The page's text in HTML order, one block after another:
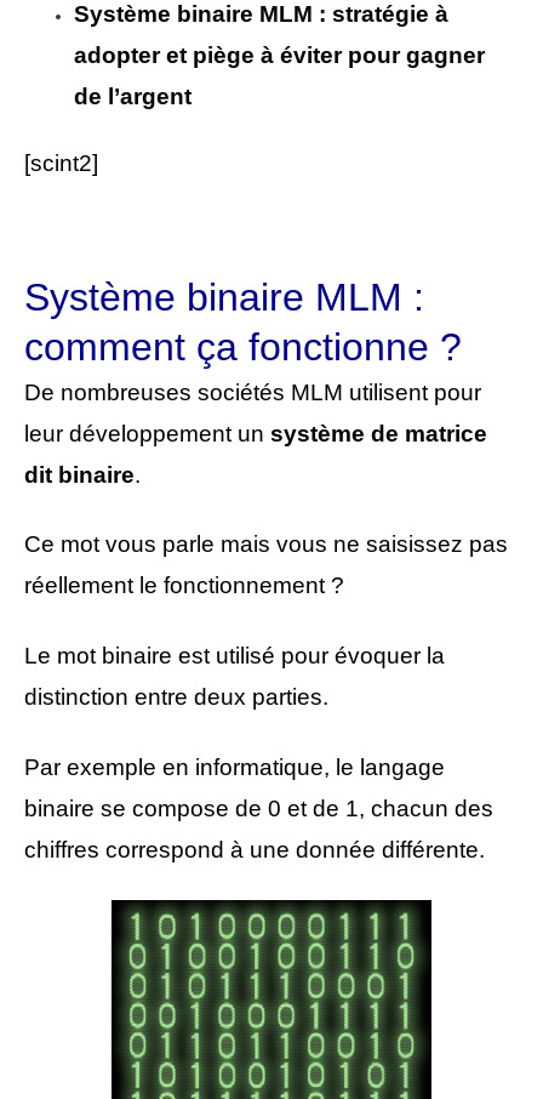
Système binaire MLM : stratégie à
adopter et piège à éviter pour gagner
de l’argent
[scint2]
Système binaire MLM :
comment ça fonctionne ?
De nombreuses sociétés MLM utilisent pour
leur développement un système de matrice
dit binaire.
Ce mot vous parle mais vous ne saisissez pas
réellement le fonctionnement ?
Le mot binaire est utilisé pour évoquer la
distinction entre deux parties.
Par exemple en informatique, le langage
binaire se compose de 0 et de 1, chacun des
chiffres correspond à une donnée différente.